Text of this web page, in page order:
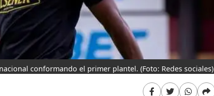
conformando el primer plantel. (Foto: Redes sociales)